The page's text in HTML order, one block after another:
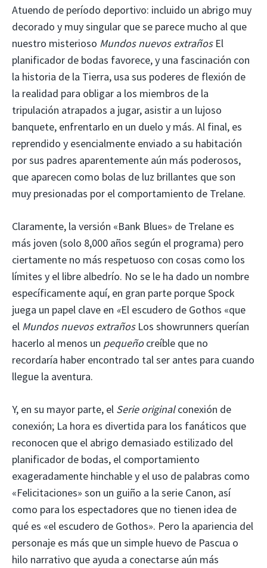
Atuendo de período deportivo: incluido un abrigo muy
decorado y muy singular que se parece mucho al que
nuestro misterioso Mundos nuevos extraños El
planificador de bodas favorece, y una fascinación con
la historia de la Tierra, usa sus poderes de flexión de
la realidad para obligar a los miembros de la
tripulación atrapados a jugar, asistir a un lujoso
banquete, enfrentarlo en un duelo y más. Al final, es
reprendido y esencialmente enviado a su habitación
por sus padres aparentemente aún más poderosos,
que aparecen como bolas de luz brillantes que son
muy presionadas por el comportamiento de Trelane.
Claramente, la versión «Bank Blues» de Trelane es
más joven (solo 8,000 años según el programa) pero
ciertamente no más respetuoso con cosas como los
límites y el libre albedrío. No se le ha dado un nombre
específicamente aquí, en gran parte porque Spock
juega un papel clave en «El escudero de Gothos «que
el Mundos nuevos extraños Los showrunners querían
hacerlo al menos un pequeñocreíble que no
recordaría haber encontrado tal ser antes para cuando
llegue la aventura.
Y, en su mayor parte, el Serie originalconexión de
conexión; La hora es divertida para los fanáticos que
reconocen que el abrigo demasiado estilizado del
planificador de bodas, el comportamiento
exageradamente hinchable y el uso de palabras como
«Felicitaciones» son un guiño a la serie Canon, así
como para los espectadores que no tienen idea de
qué es «el escudero de Gothos». Pero la apariencia del
personaje es más que un simple huevo de Pascua o
hilo narrativo que ayuda a conectarse aún más